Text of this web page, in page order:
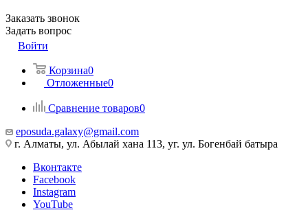
Заказать звонок
Задать вопрос
Войти
Корзина0
Отложенные0
Сравнение товаров0
eposuda.galaxy@gmail.com
г. Алматы, ул. Абылай хана 113, уг. ул. Богенбай батыра
Вконтакте
Facebook
Instagram
YouTube